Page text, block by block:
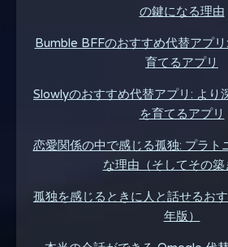
の鍵になる理由
Bumble BFFのおすすめ代替アプ
育てるアプリ
Slowlyのおすすめ代替アプリ: より
を育てるアプリ
恋愛関係の中で感じる孤独: プラト
な理由（そしてその築
孤独を感じるときに人と話せるお
年版）